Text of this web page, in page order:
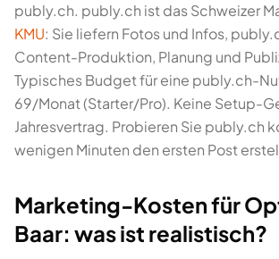
publy.ch. publy.ch ist das Schweizer
KMU: Sie liefern Fotos und Infos,
Content-Produktion, Planung und
Typisches Budget für eine publy.ch-
69/Monat (Starter/Pro). Keine Setup-
Jahresvertrag. Probieren Sie publy.ch
wenigen Minuten den ersten Post
Marketing-Kosten für
Baar: was ist realistisch?